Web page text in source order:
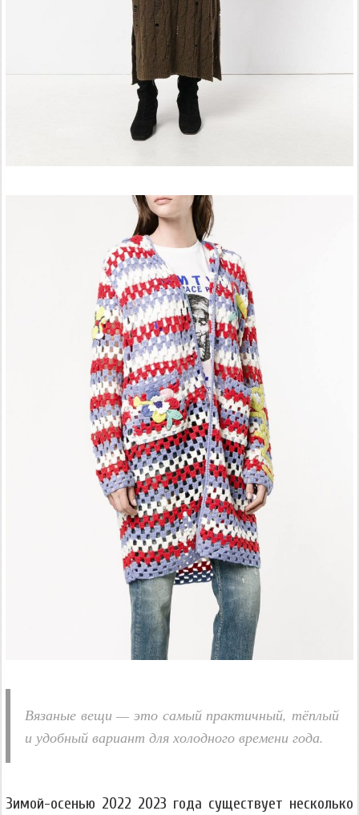
Вязаные вещи — это самый практичный, тёплый
и удобный вариант для холодного времени года.
Зимой-осенью 2022 2023 года существует несколько